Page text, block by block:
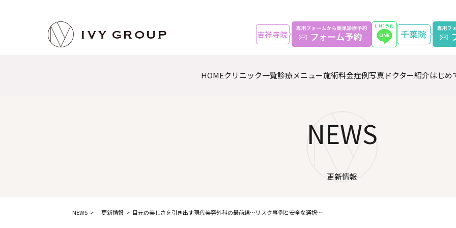
HOMEクリニック一覧診療メニュー施術料金症例写真ドクター紹介はじめ
NEWS
更新情報
NEWS 更新情報 目元の美しさを引き出す現代美容外科の最前線～リスク事例と安全な選択～